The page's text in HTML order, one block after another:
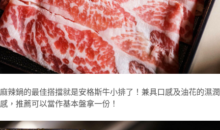
麻辣鍋的最佳搭擋就是安格斯牛小排了！兼具口感及油花的濕潤
感，推薦可以當作基本盤拿一份！